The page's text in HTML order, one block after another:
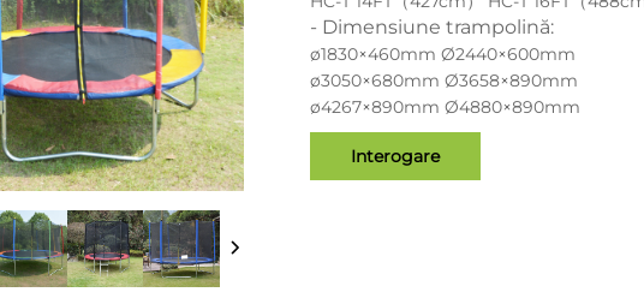
- Dimensiune trampolină:
ø1830×460mm Ø2440×600mm
ø3050×680mm Ø3658×890mm
ø4267×890mm Ø4880×890mm
Interogare